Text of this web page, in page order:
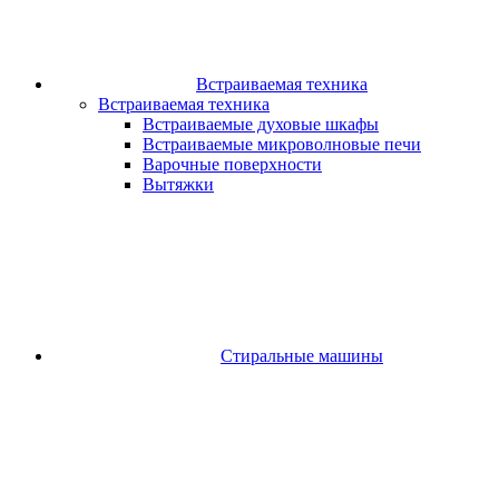
Встраиваемая техника
Встраиваемая техника
Встраиваемые духовые шкафы​
Встраиваемые микроволновые печи​
Варочные поверхности​
Вытяжки
Стиральные машины